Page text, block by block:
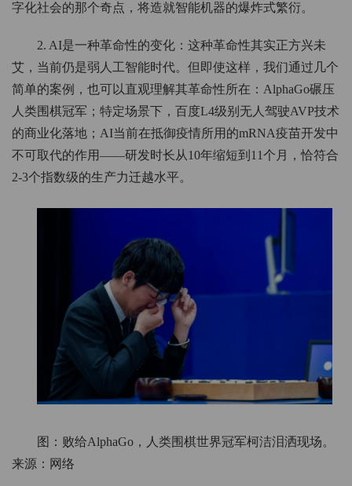
字化社会的那个奇点，将造就智能机器的爆炸式繁衍。
2. AI是一种革命性的变化：这种革命性其实正方兴未
艾，当前仍是弱人工智能时代。但即使这样，我们通过几个
简单的案例，也可以直观理解其革命性所在：AlphaGo碾压
人类围棋冠军；特定场景下，百度L4级别无人驾驶AVP技术
的商业化落地；AI当前在抵御疫情所用的mRNA疫苗开发中
不可取代的作用——研发时长从10年缩短到11个月，恰符合
2-3个指数级的生产力迁越水平。
图：败给AlphaGo，人类围棋世界冠军柯洁泪洒现场。
来源：网络